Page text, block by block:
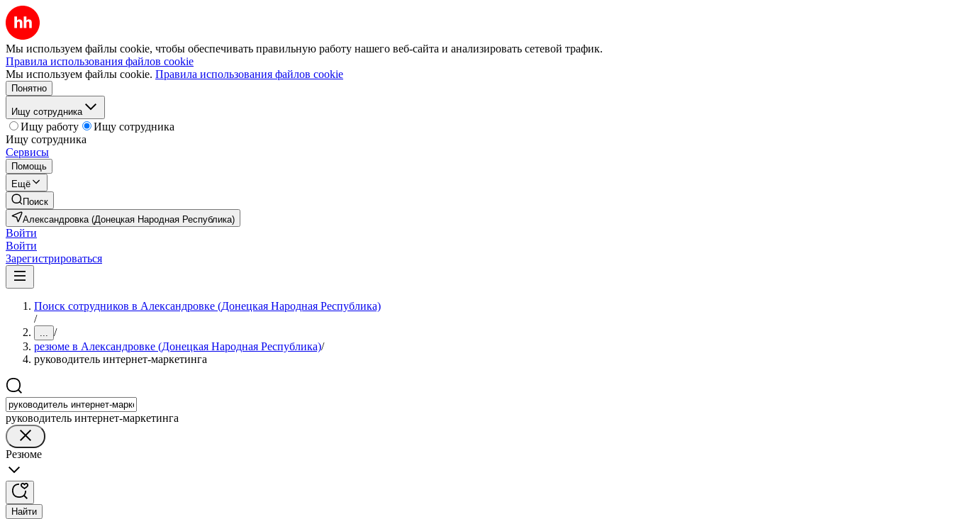
Мы используем файлы cookie, чтобы обеспечивать правильную работу нашего веб-сайта и анализировать сетевой трафик.
Правила использования файлов cookie
Мы используем файлы cookie. Правила использования файлов cookie
Понятно
Ищу сотрудника
Ищу работу
Ищу сотрудника
Ищу сотрудника
Сервисы
Помощь
Ещё
Поиск
Александровка (Донецкая Народная Республика)
Войти
Войти
Зарегистрироваться
Поиск сотрудников в Александровке (Донецкая Народная Республика)
/
... /
резюме в Александровке (Донецкая Народная Республика)/
руководитель интернет-маркетинга
руководитель интернет-маркетинга
Резюме
Найти